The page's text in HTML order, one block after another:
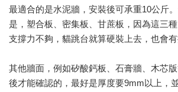
最適合的是水泥牆，安裝後可承重10公斤
是，塑合板、密集板、甘蔗板，因為這三
支撐力不夠，貓跳台就算硬裝上去，也會有
其他牆面，例如矽酸鈣板、石膏牆、木芯
後才能確認的，最好是厚度要9mm以上，